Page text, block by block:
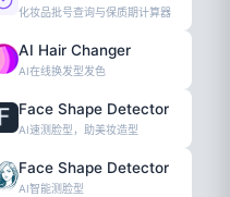
化妆品批号查询与保质期计算器
AI Hair Changer
AI在线换发型发色
Face Shape Detector
AI速测脸型，助美妆造型
Face Shape Detector
AI智能测脸型